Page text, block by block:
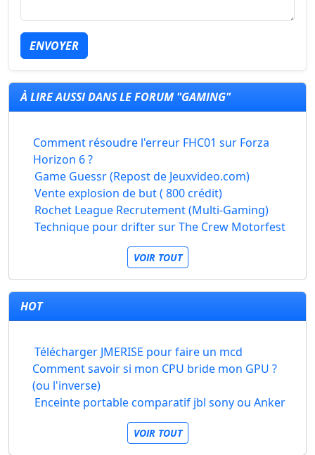
ENVOYER
À LIRE AUSSI DANS LE FORUM "GAMING"
Comment résoudre l'erreur FHC01 sur Forza
Horizon 6 ?
Game Guessr (Repost de Jeuxvideo.com)
Vente explosion de but ( 800 crédit)
Rochet League Recrutement (Multi-Gaming)
Technique pour drifter sur The Crew Motorfest
VOIR TOUT
HOT
Télécharger JMERISE pour faire un mcd
Comment savoir si mon CPU bride mon GPU ?
(ou l'inverse)
Enceinte portable comparatif jbl sony ou Anker
VOIR TOUT